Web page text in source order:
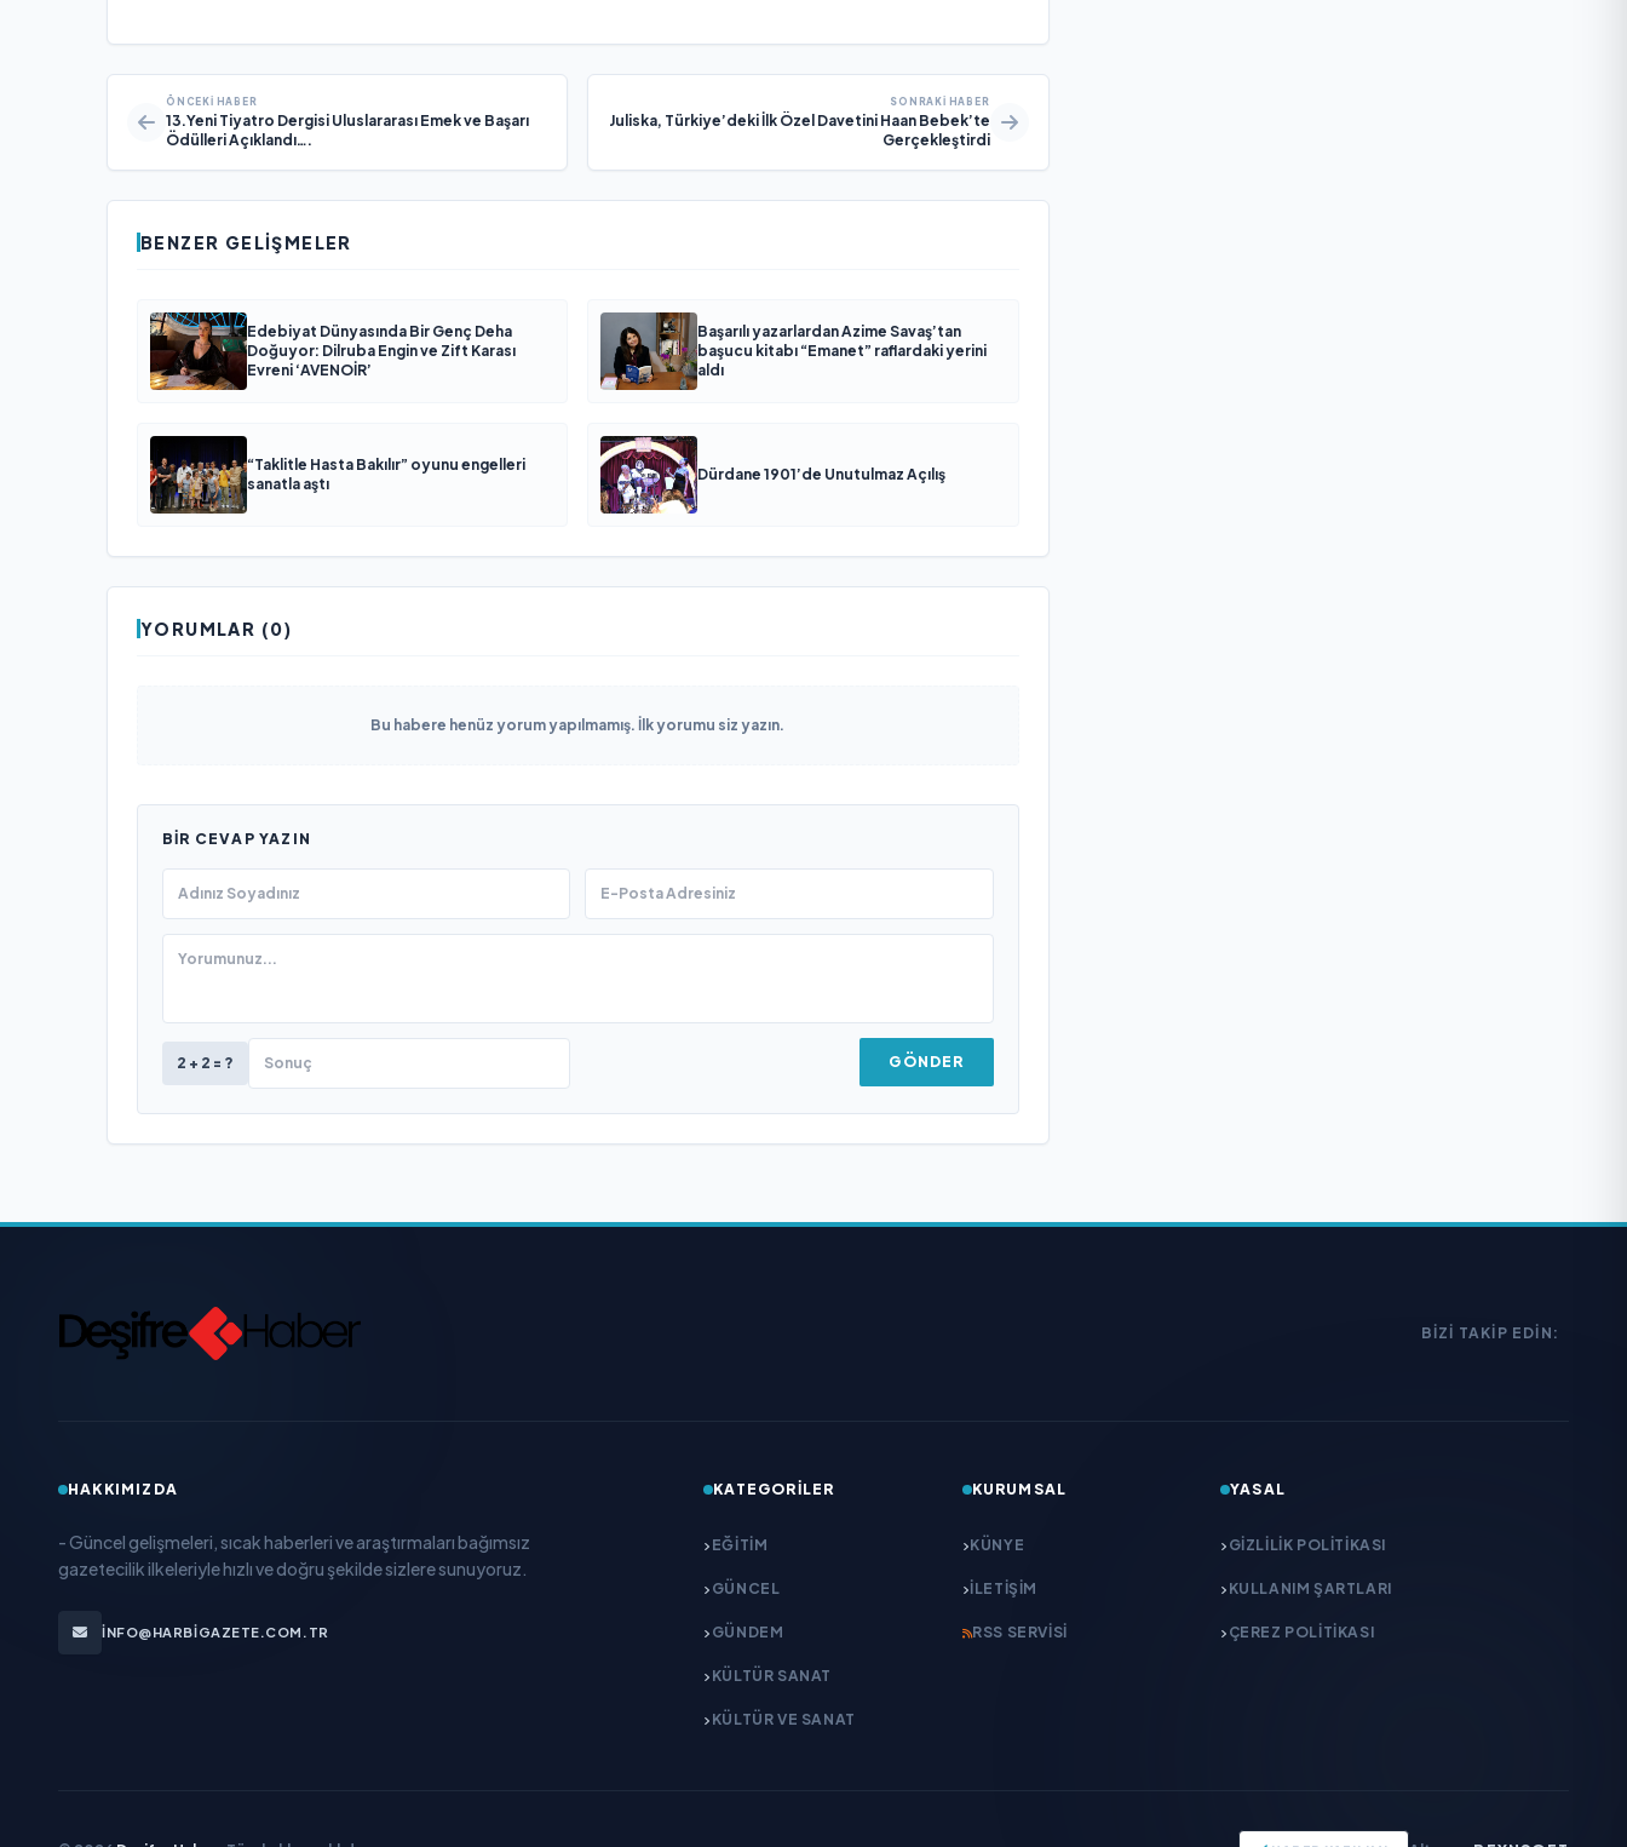
ÖNCEKI HABER
13.Yeni Tiyatro Dergisi Uluslararası Emek ve Başarı
Ödülleri Açıklandı….
SONRAKI HABER
Juliska, Türkiye’deki İlk Özel Davetini Haan Bebek’te
Gerçekleştirdi
BENZER GELIŞMELER
Edebiyat Dünyasında Bir Genç Deha
Doğuyor: Dilruba Engin ve Zift Karası
Evreni ‘AVENOİR’
Başarılı yazarlardan Azime Savaş’tan
başucu kitabı “Emanet” raflardaki yerini
aldı
“Taklitle Hasta Bakılır” oyunu engelleri
sanatla aştı
Dürdane 1901’de Unutulmaz Açılış
YORUMLAR (0)
Bu habere henüz yorum yapılmamış. İlk yorumu siz yazın.
BIR CEVAP YAZIN
2 + 2 = ? GÖNDER
BIZI TAKIP EDIN:
HAKKIMIZDA
- Güncel gelişmeleri, sıcak haberleri ve araştırmaları bağımsız
gazetecilik ilkeleriyle hızlı ve doğru şekilde sizlere sunuyoruz.
INFO@HARBIGAZETE.COM.TR
KATEGORILER
EĞITIM
GÜNCEL
GÜNDEM
KÜLTÜR SANAT
KÜLTÜR VE SANAT
KURUMSAL
KÜNYE
İLETIŞIM
RSS SERVISI
YASAL
GIZLILIK POLITIKASI
KULLANIM ŞARTLARI
ÇEREZ POLITIKASI